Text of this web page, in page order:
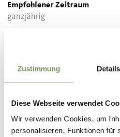
Zustimmung Details
Diese Webseite verwendet
Wir verwenden Cookies, um
personalisieren, Funktionen für
Empfohlener Zeitraum
ganzjährig
WAR DER INHALT FÜR
JA NEIN